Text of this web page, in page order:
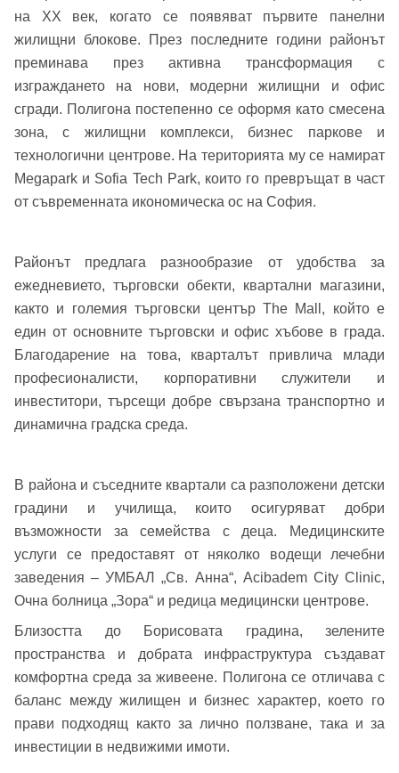
Добре дошъл!
Регистрация
Парола
Забравена парола?
Вход
Вход като гост
на XX век, когато се появяват първите панелни
жилищни блокове. През последните години районът
преминава през активна трансформация с
изграждането на нови, модерни жилищни и офис
сгради. Полигона постепенно се оформя като смесена
зона, с жилищни комплекси, бизнес паркове и
технологични центрове. На територията му се намират
Megapark и Sofia Tech Park, които го превръщат в част
от съвременната икономическа ос на София.
Районът предлага разнообразие от удобства за
ежедневието, търговски обекти, квартални магазини,
както и големия търговски център The Mall, който е
един от основните търговски и офис хъбове в града.
Благодарение на това, кварталът привлича млади
професионалисти, корпоративни служители и
инвеститори, търсещи добре свързана транспортно и
динамична градска среда.
В района и съседните квартали са разположени детски
градини и училища, които осигуряват добри
възможности за семейства с деца. Медицинските
услуги се предоставят от няколко водещи лечебни
заведения – УМБАЛ „Св. Анна“, Acibadem City Clinic,
Очна болница „Зора“ и редица медицински центрове.
Близостта до Борисовата градина, зелените
пространства и добрата инфраструктура създават
комфортна среда за живеене. Полигона се отличава с
баланс между жилищен и бизнес характер, което го
прави подходящ както за лично ползване, така и за
инвестиции в недвижими имоти.
Име*
Имейл адрес*
Телефон*
Вашето запитване стигна до нас. Ще
се обадим възможно най-бързо.